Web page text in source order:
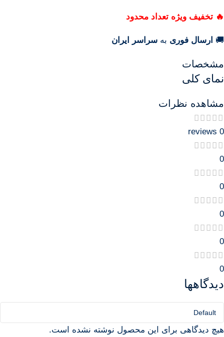
🔥 تخفیف ویژه تعداد محدود
🚚 ارسال فوری به سراسر ایران
مشخصات
نمای کلی
مشاهده نظرات
0 reviews
0
0
0
0
0
دیدگاهها
هیچ دیدگاهی برای این محصول نوشته نشده است.